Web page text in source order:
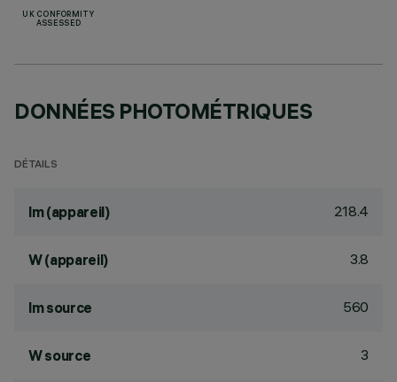
UK CONFORMITY
ASSESSED
DONNÉES PHOTOMÉTRIQUES
DÉTAILS
lm (appareil) 218.4
W (appareil) 3.8
lm source 560
W source 3